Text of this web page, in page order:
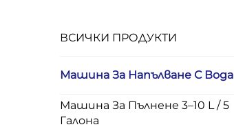
ВСИЧКИ ПРОДУКТИ
Машина За Напълване С Вода
Машина За Пълнене 3–10 L / 5
Галона